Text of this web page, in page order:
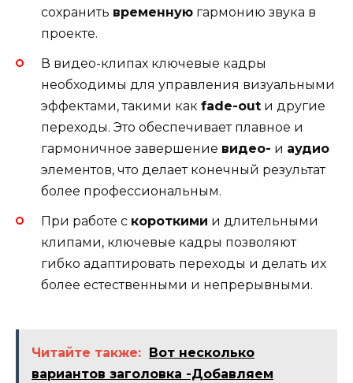
сохранить временную гармонию звука в
проекте.
В видео-клипах ключевые кадры
необходимы для управления визуальными
эффектами, такими как fade-out и другие
переходы. Это обеспечивает плавное и
гармоничное завершение видео- и аудио
элементов, что делает конечный результат
более профессиональным.
При работе с короткими и длительными
клипами, ключевые кадры позволяют
гибко адаптировать переходы и делать их
более естественными и непрерывными.
Читайте также:
Вот несколько
вариантов заголовка -Добавляем